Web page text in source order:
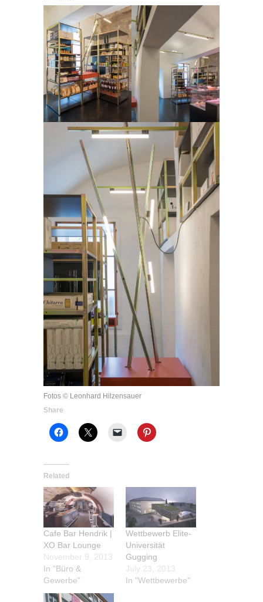
Fotos © Leonhard Hilzensauer
Share
Related
Cafe Bar Hendrik |
XO Bar Lounge
November 9, 2013
In "Büro &
Gewerbe"
Wettbewerb Elite-
Universität
Gugging
July 23, 2013
In "Wettbewerbe"